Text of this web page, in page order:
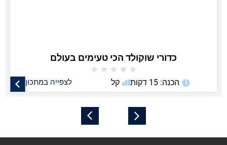
כדורי שוקולד הכי טעימים בעולם
★
★
★
★
★
לצפייה במתכון הכנה: 15 דקות קל